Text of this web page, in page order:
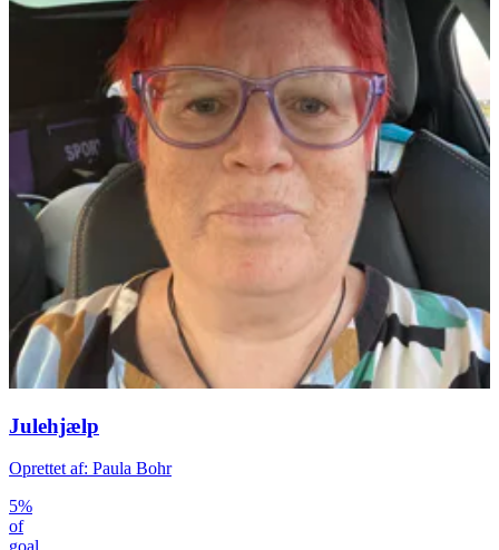
Julehjælp
Oprettet af: Paula Bohr
5%
of